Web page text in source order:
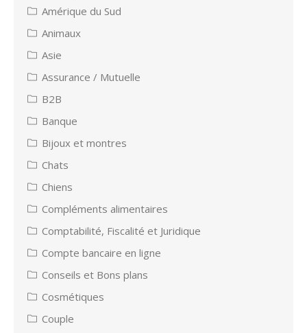
Amérique du Sud
Animaux
Asie
Assurance / Mutuelle
B2B
Banque
Bijoux et montres
Chats
Chiens
Compléments alimentaires
Comptabilité, Fiscalité et Juridique
Compte bancaire en ligne
Conseils et Bons plans
Cosmétiques
Couple